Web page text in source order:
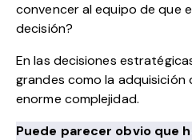
convencer al equipo de que
decisión?
En las decisiones
grandes como la adquisición
enorme complejidad.
Puede parecer obvio que